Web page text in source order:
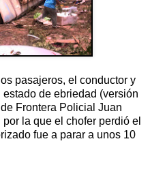
pasajeros, el conductor y
de ebriedad (versión
Frontera Policial Juan
la que el chofer perdió el
fue a parar a unos 10